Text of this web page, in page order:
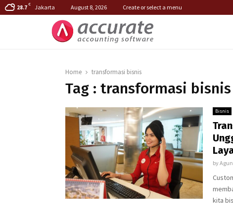
28.7 C Jakarta August 8, 2026 Create or select a menu
Home transformasi bisnis
Tag : transformasi bisnis
Bisnis
by
kita